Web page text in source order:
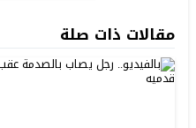
مقالات ذات صلة